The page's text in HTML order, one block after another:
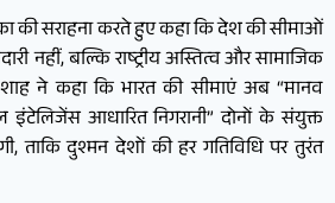
की सराहना करते हुए कहा कि देश की सीमाओं
नहीं, बल्कि राष्ट्रीय अस्तित्व और सामाजिक
ने कहा कि भारत की सीमाएं अब “मानव
आधारित निगरानी” दोनों के संयुक्त
ताकि दुश्मन देशों की हर गतिविधि पर तुरंत